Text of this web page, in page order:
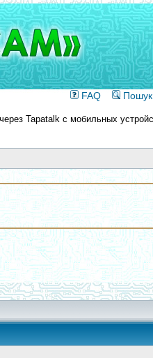
FAQ Пошук